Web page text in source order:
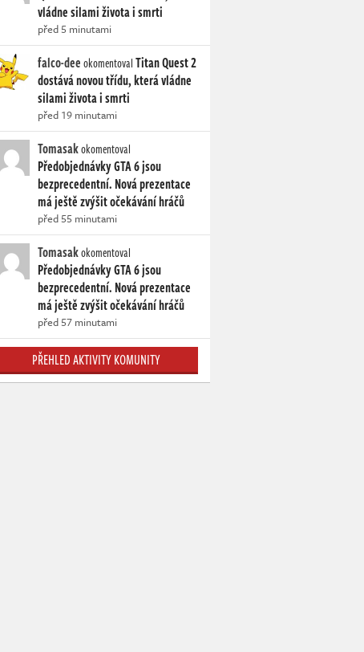
vládne silami života i smrti
před 5 minutami
falco-deeokomentovalTitan Quest 2
dostává novou třídu, která vládne
silami života i smrti
před 19 minutami
Tomasakokomentoval
Předobjednávky GTA 6 jsou
bezprecedentní. Nová prezentace
má ještě zvýšit očekávání hráčů
před 55 minutami
Tomasakokomentoval
Předobjednávky GTA 6 jsou
bezprecedentní. Nová prezentace
má ještě zvýšit očekávání hráčů
před 57 minutami
PŘEHLED AKTIVITY KOMUNITY